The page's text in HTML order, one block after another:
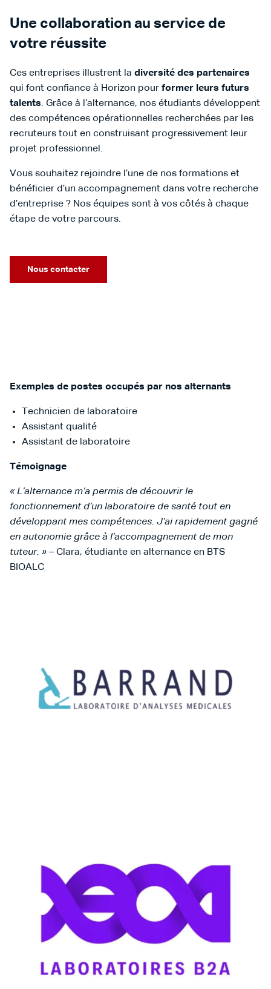
Une collaboration au service de
votre réussite
Ces entreprises illustrent la diversité des partenaires
qui font confiance à Horizon pour former leurs futurs
talents. Grâce à l’alternance, nos étudiants développent
des compétences opérationnelles recherchées par les
recruteurs tout en construisant progressivement leur
projet professionnel.
Vous souhaitez rejoindre l’une de nos formations et
bénéficier d’un accompagnement dans votre recherche
d’entreprise ? Nos équipes sont à vos côtés à chaque
étape de votre parcours.
Nous contacter
Exemples de postes occupés par nos alternants
Technicien de laboratoire
Assistant qualité
Assistant de laboratoire
Témoignage
« L’alternance m’a permis de découvrir le
fonctionnement d’un laboratoire de santé tout en
développant mes compétences. J’ai rapidement gagné
en autonomie grâce à l’accompagnement de mon
tuteur. » – Clara, étudiante en alternance en BTS
BIOALC